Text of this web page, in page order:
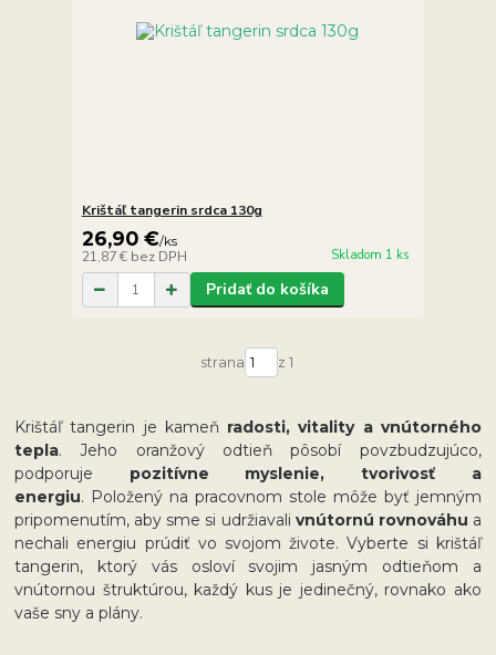
Krištáľ tangerin srdca 130g
26,90 €/ks
21,87 € bez DPH Skladom 1 ks
Pridať do košíka
strana z 1
Krištáľ tangerin je kameň radosti, vitality a vnútorného
tepla. Jeho oranžový odtieň pôsobí povzbudzujúco,
podporuje pozitívne myslenie, tvorivosť a
energiu. Položený na pracovnom stole môže byť jemným
pripomenutím, aby sme si udržiavali vnútornú rovnováhu a
nechali energiu prúdiť vo svojom živote. Vyberte si krištáľ
tangerin, ktorý vás osloví svojim jasným odtieňom a
vnútornou štruktúrou, každý kus je jedinečný, rovnako ako
vaše sny a plány.